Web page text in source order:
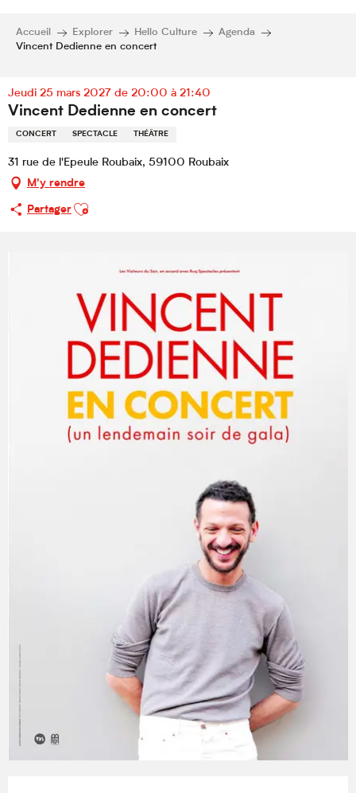
Accueil Explorer Hello Culture
Agenda
Vincent Dedienne en concert
Jeudi 25 mars 2027 de 20:00 à 21:40
Vincent Dedienne en concert
CONCERT SPECTACLE THÉÂTRE
31 rue de l'Epeule Roubaix, 59100 Roubaix
M'y rendre
Partager
Ajouter aux favoris